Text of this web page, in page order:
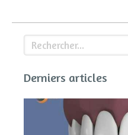
Rechercher
Derniers articles